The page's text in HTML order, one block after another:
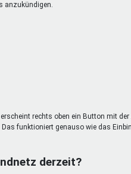
anzukündigen.
rechts oben ein Button mit
funktioniert genauso wie das
derzeit?